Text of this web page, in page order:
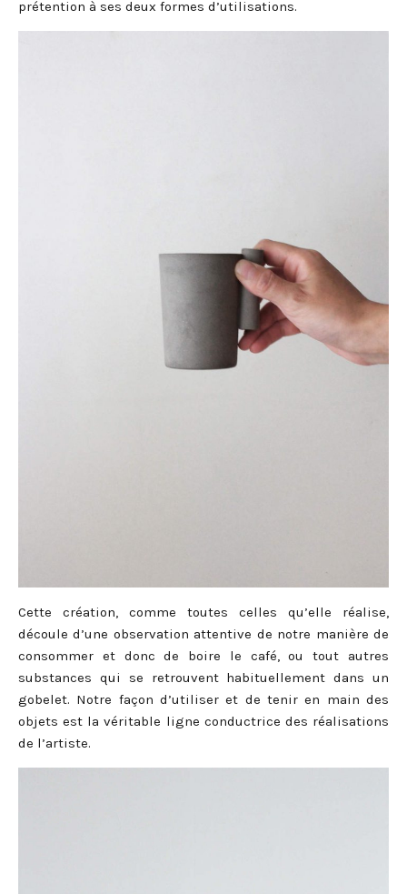
prétention à ses deux formes d’utilisations.
Cette création, comme toutes celles qu’elle réalise,
découle d’une observation attentive de notre manière de
consommer et donc de boire le café, ou tout autres
substances qui se retrouvent habituellement dans un
gobelet. Notre façon d’utiliser et de tenir en main des
objets est la véritable ligne conductrice des réalisations
de l’artiste.